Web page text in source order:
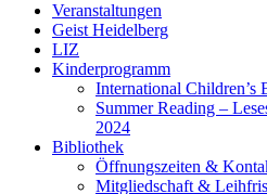
Veranstaltungen
Geist Heidelberg
LIZ
Kinderprogramm
International Children’s
Summer Reading –
2024
Bibliothek
Öffnungszeiten &
Mitgliedschaft &